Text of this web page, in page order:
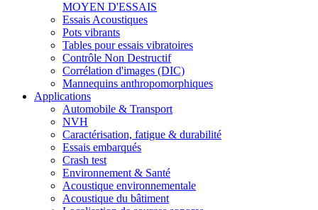
MOYEN D'ESSAIS
Essais Acoustiques
Pots vibrants
Tables pour essais vibratoires
Contrôle Non Destructif
Corrélation d'images (DIC)
Mannequins anthropomorphiques
Applications
Automobile & Transport
NVH
Caractérisation, fatigue & durabilité
Essais embarqués
Crash test
Environnement & Santé
Acoustique environnementale
Acoustique du bâtiment